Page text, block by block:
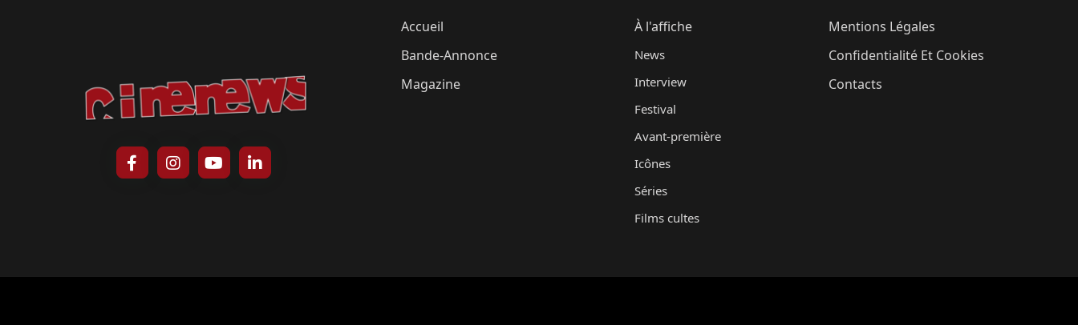
Accueil
Bande-Annonce
Magazine
À l'affiche
News
Interview
Festival
Avant-première
Icônes
Séries
Films cultes
Mentions Légales
Confidentialité Et Cookies
Contacts